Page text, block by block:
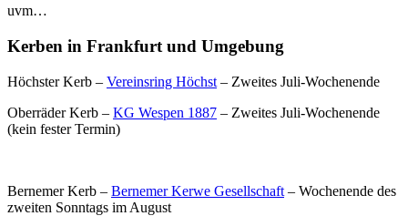
uvm…
Kerben in Frankfurt und Umgebung
Höchster Kerb – Vereinsring Höchst – Zweites Juli-Wochenende
Oberräder Kerb – KG Wespen 1887 – Zweites Juli-Wochenende
(kein fester Termin)
Bernemer Kerb – Bernemer Kerwe Gesellschaft – Wochenende des
zweiten Sonntags im August